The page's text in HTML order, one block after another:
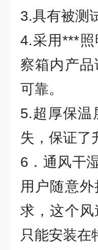
3.具有被测
4.采用***
察箱内产
可靠。
5.超厚保温
失，保证了
6．通风干
用户随意
求，这个
只能安装在